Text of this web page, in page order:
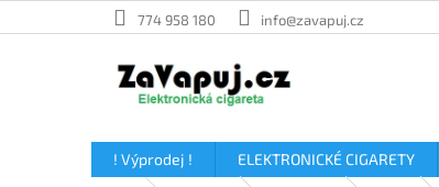
na
774 958 180 info@zavapuj.cz
! Výprodej ! ELEKTRONICKÉ CIGARETY